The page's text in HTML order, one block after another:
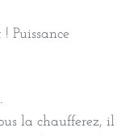
Puissance
la chaufferez, il